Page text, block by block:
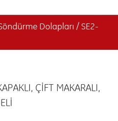
Dolapları / SE2-
ÇİFT MAKARALI,